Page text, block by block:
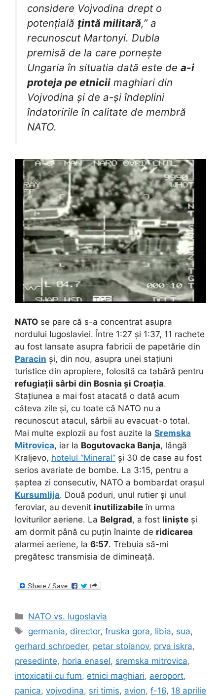
considere Vojvodina drept o
potențială țintă militară,” a
recunoscut Martonyi. Dubla
premisă de la care pornește
Ungaria în situatia dată este de a-i
proteja pe etnicii maghiari din
Vojvodina și de a-și îndeplini
îndatoririle în calitate de membră
NATO.
NATO se pare că s-a concentrat asupra
nordului Iugoslaviei. Între 1:27 și 1:37, 11 rachete
au fost lansate asupra fabricii de papetărie din
Paracin și, din nou, asupra unei stațiuni
turistice din apropiere, folosită ca tabără pentru
refugiații sârbi din Bosnia și Croația.
Stațiunea a mai fost atacată o dată acum
câteva zile și, cu toate că NATO nu a
recunoscut atacul, sârbii au evacuat-o total.
Mai multe explozii au fost auzite la Sremska
Mitrovica, iar la Bogutovacka Banja, lângă
Kraljevo, hotelul “Mineral” și 30 de case au fost
serios avariate de bombe. La 3:15, pentru a
șaptea zi consecutiv, NATO a bombardat orașul
Kursumlija. Două poduri, unul rutier și unul
feroviar, au devenit inutilizabile în urma
loviturilor aeriene. La Belgrad, a fost liniște și
am dormit până cu puțin înainte de ridicarea
alarmei aeriene, la 6:57. Trebuia să-mi
pregătesc transmisia de dimineață.
Categories
NATO vs. Iugoslavia
Tags
germania, director,fruska gora, libia, sua,
gerhard schroeder, petar stoianov, prva iskra,
presedinte, horia enasel, sremska mitrovica,
intoxicatii cu fum, etnici maghiari, aeroport,
panica, vojvodina, sri timis, avion, f-16, 18 aprilie